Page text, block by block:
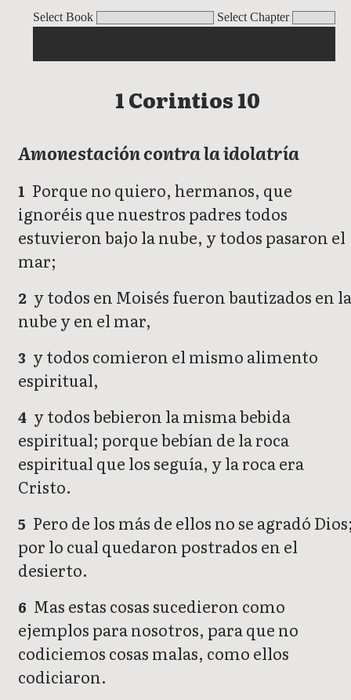
Select Book Select Chapter
1 Corintios
1 Corintios 10
Amonestación contra la idolatría
1 Porque no quiero, hermanos, que
ignoréis que nuestros padres todos
estuvieron bajo la nube, y todos pasaron el
mar;
2 y todos en Moisés fueron bautizados en
nube y en el mar,
3 y todos comieron el mismo alimento
espiritual,
4 y todos bebieron la misma bebida
espiritual; porque bebían de la roca
espiritual que los seguía, y la roca era
Cristo.
5 Pero de los más de ellos no se agradó
por lo cual quedaron postrados en el
desierto.
6 Mas estas cosas sucedieron como
ejemplos para nosotros, para que no
codiciemos cosas malas, como ellos
codiciaron.